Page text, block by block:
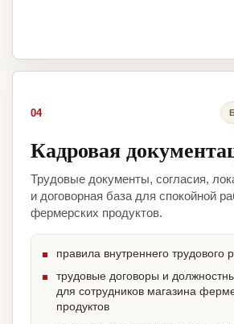
04
Кадровая
Трудовые документы, согласия,
и договорная база для спокойной
фермерских продуктов.
правила внутреннего трудового
трудовые договоры и
для сотрудников магазина
продуктов